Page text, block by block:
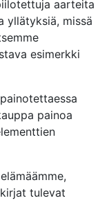
aarteita
yllätyksiä, missä
esimerkki
painoa
tulevat